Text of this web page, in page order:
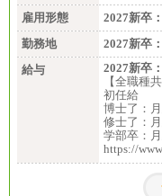
＜有期社
■(株)JTB
有期契約
※詳細は
■(株)JTB
総合職 月
中途：
①月給
②月給
③月給
④月給23
⑥月給33
雇用形態
2027新卒：
勤務地
2027新卒：
給与
2027新卒：
【全職種共
初任給
博士了：
修士了：
学部卒：
https://